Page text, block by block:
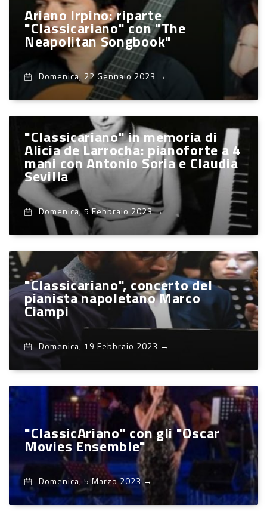
Ariano Irpino: riparte
"Classicariano" con "The
Neapolitan Songbook"
Domenica, 22 Gennaio 2023 →
"Classicariano" in memoria di
Alicia de Larrocha: pianoforte a 4
mani con Antonio Soria e Claudia
Sevilla
Domenica, 5 Febbraio 2023→
"Classicariano", concerto del
pianista napoletano Marco
Ciampi
Domenica, 19 Febbraio 2023 →
"ClassicAriano" con gli "Oscar
Movies Ensemble"
Domenica, 5 Marzo 2023→